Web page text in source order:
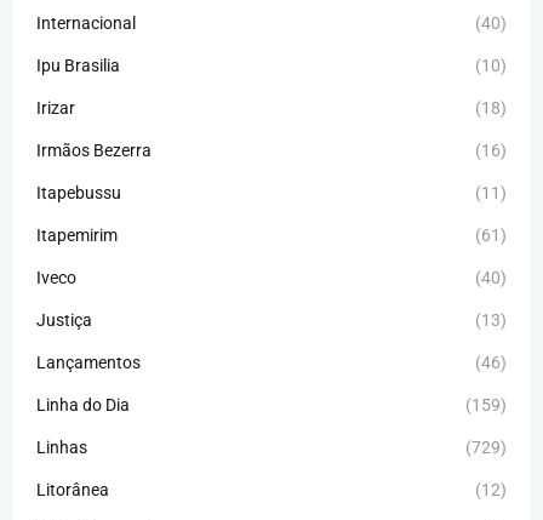
Internacional (40)
Ipu Brasilia (10)
Irizar (18)
Irmãos Bezerra (16)
Itapebussu (11)
Itapemirim (61)
Iveco (40)
Justiça (13)
Lançamentos (46)
Linha do Dia (159)
Linhas (729)
Litorânea (12)